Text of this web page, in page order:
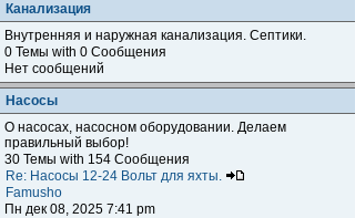
Канализация
Внутренняя и наружная канализация. Септики.
0 Темы with 0 Сообщения
Нет сообщений
Насосы
О насосах, насосном оборудовании. Делаем
правильный выбор!
30 Темы with 154 Сообщения
Re: Насосы 12-24 Вольт для яхты.
Famusho
Пн дек 08, 2025 7:41 pm